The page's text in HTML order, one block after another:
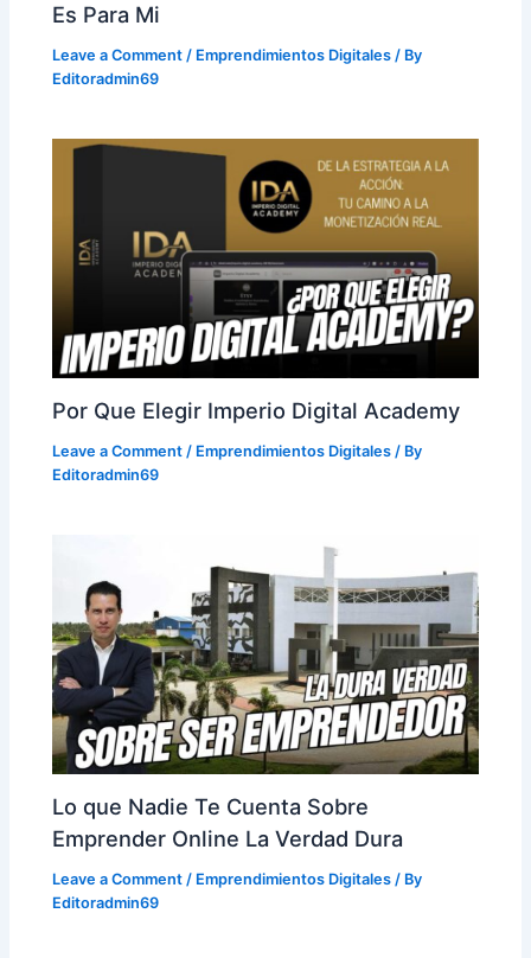
Es Para Mi
Leave a Comment / Emprendimientos Digitales / By
Editoradmin69
Por Que Elegir Imperio Digital Academy
Leave a Comment / Emprendimientos Digitales / By
Editoradmin69
Lo que Nadie Te Cuenta Sobre
Emprender Online La Verdad Dura
Leave a Comment / Emprendimientos Digitales / By
Editoradmin69